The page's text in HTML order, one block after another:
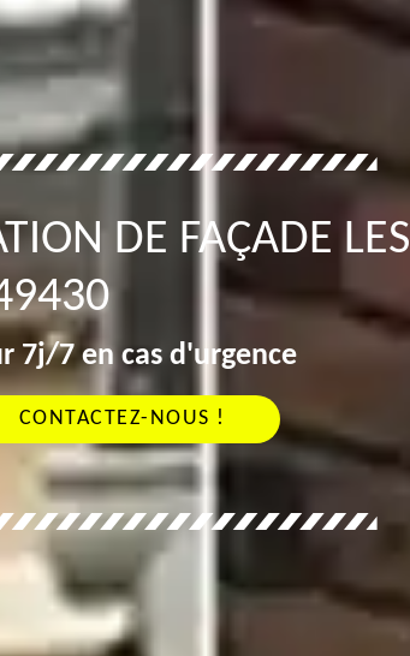
DE FAÇADE LES
7j/7 en cas d'urgence
CONTACTEZ-NOUS !